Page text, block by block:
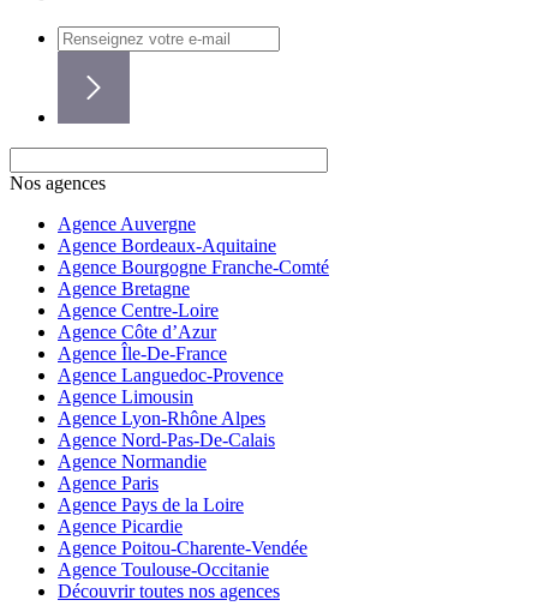
Nos agences
Agence Auvergne
Agence Bordeaux-Aquitaine
Agence Bourgogne Franche-Comté
Agence Bretagne
Agence Centre-Loire
Agence Côte d’Azur
Agence Île-De-France
Agence Languedoc-Provence
Agence Limousin
Agence Lyon-Rhône Alpes
Agence Nord-Pas-De-Calais
Agence Normandie
Agence Paris
Agence Pays de la Loire
Agence Picardie
Agence Poitou-Charente-Vendée
Agence Toulouse-Occitanie
Découvrir toutes nos agences